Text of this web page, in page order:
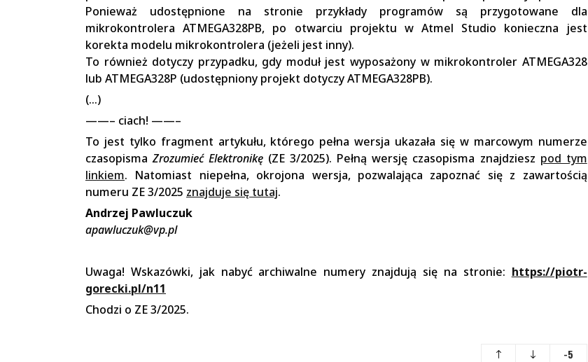
Ponieważ udostępnione na stronie przykłady programów są przygotowane dla
mikrokontrolera ATMEGA328PB, po otwarciu projektu w Atmel Studio konieczna jest
korekta modelu mikrokontrolera (jeżeli jest inny).
To również dotyczy przypadku, gdy moduł jest wyposażony w mikrokontroler ATMEGA328
lub ATMEGA328P (udostępniony projekt dotyczy ATMEGA328PB).
(…)
——– ciach! ——–
To jest tylko fragment artykułu, którego pełna wersja ukazała się w marcowym numerze
czasopismaZrozumieć Elektronikę (ZE 3/2025). Pełną wersję czasopisma znajdziesz pod tym
linkiem. Natomiast niepełna, okrojona wersja, pozwalająca zapoznać się z zawartością
numeru ZE 3/2025 znajduje się tutaj.
Andrzej Pawluczuk
apawluczuk@vp.pl
Uwaga! Wskazówki, jak nabyć archiwalne numery znajdują się na stronie: https://piotr-
gorecki.pl/n11
Chodzi o ZE 3/2025.
-5